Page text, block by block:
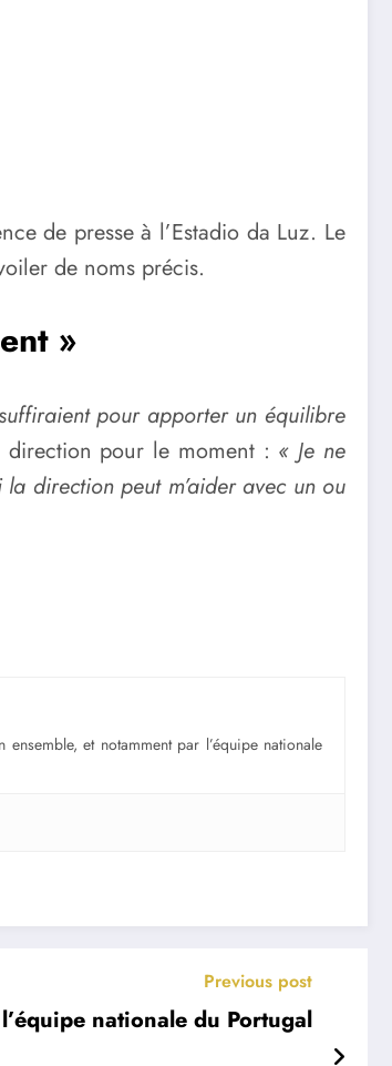
de presse à l’Estadio da Luz. Le
de noms précis.
»
pour apporter un équilibre
direction pour le moment : « Je ne
direction peut m’aider avec un ou
et notamment par l’équipe nationale
Previous post
nationale du Portugal